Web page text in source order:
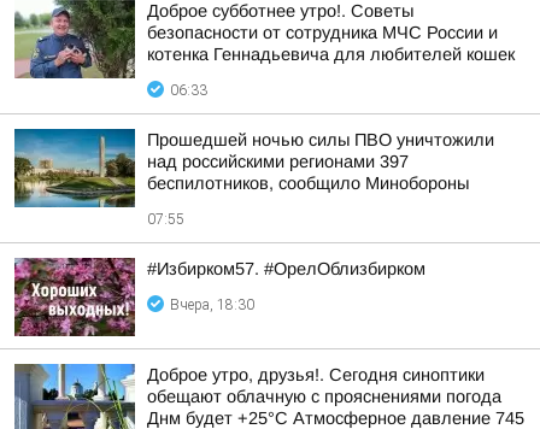
Доброе субботнее утро!. Советы
безопасности от сотрудника МЧС России и
котенка Геннадьевича для любителей кошек
06:33
Прошедшей ночью силы ПВО уничтожили
над российскими регионами 397
беспилотников, сообщило Минобороны
07:55
#Избирком57. #ОрелОблизбирком
Вчера, 18:30
Доброе утро, друзья!. Сегодня синоптики
обещают облачную с прояснениями погода
Днм будет +25°С Атмосферное давление 745